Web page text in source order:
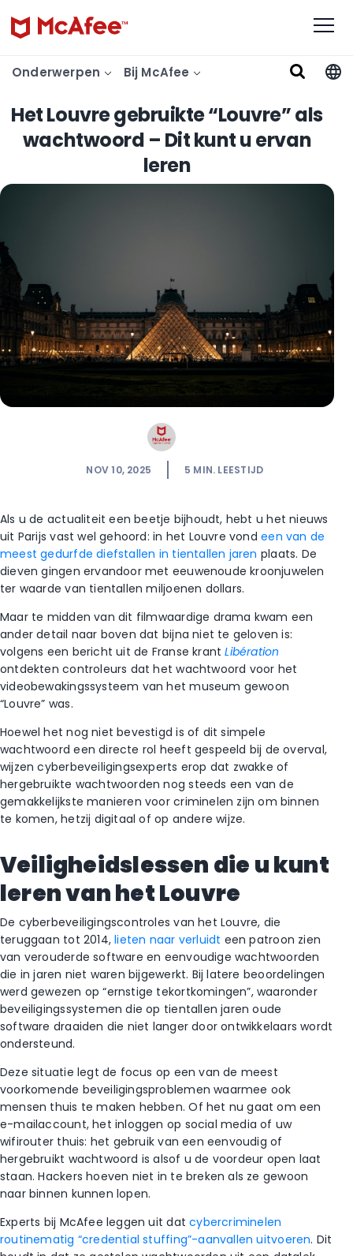
Onderwerpen Bij McAfee
Het Louvre gebruikte “Louvre” als
wachtwoord – Dit kunt u ervan
leren
NOV 10, 2025 5 MIN. LEESTIJD
Als u de actualiteit een beetje bijhoudt, hebt u het nieuws
uit Parijs vast wel gehoord: in het Louvre vondeen van de
meest gedurfde diefstallen in tientallen jaren plaats. De
dieven gingen ervandoor met eeuwenoude kroonjuwelen
ter waarde van tientallen miljoenen dollars.
Maar te midden van dit filmwaardige drama kwam een
ander detail naar boven dat bijna niet te geloven is:
volgens een bericht uit de Franse krantLibération
ontdekten controleurs dat het wachtwoord voor het
videobewakingssysteem van het museum gewoon
“Louvre” was.
Hoewel het nog niet bevestigd is of dit simpele
wachtwoord een directe rol heeft gespeeld bij de overval,
wijzen cyberbeveiligingsexperts erop dat zwakke of
hergebruikte wachtwoorden nog steeds een van de
gemakkelijkste manieren voor criminelen zijn om binnen
te komen, hetzij digitaal of op andere wijze.
Veiligheidslessen die u kunt
leren van het Louvre
De cyberbeveiligingscontroles van het Louvre, die
teruggaan tot 2014,lieten naar verluidt een patroon zien
van verouderde software en eenvoudige wachtwoorden
die in jaren niet waren bijgewerkt. Bij latere beoordelingen
werd gewezen op “ernstige tekortkomingen”, waaronder
beveiligingssystemen die op tientallen jaren oude
software draaiden die niet langer door ontwikkelaars wordt
ondersteund.
Deze situatie legt de focus op een van de meest
voorkomende beveiligingsproblemen waarmee ook
mensen thuis te maken hebben. Of het nu gaat om een
e-mailaccount, het inloggen op social media of uw
wifirouter thuis: het gebruik van een eenvoudig of
hergebruikt wachtwoord is alsof u de voordeur open laat
staan. Hackers hoeven niet in te breken als ze gewoon
naar binnen kunnen lopen.
Experts bij McAfee leggen uit datcybercriminelen
routinematig “credential stuffing”-aanvallen uitvoeren. Dit